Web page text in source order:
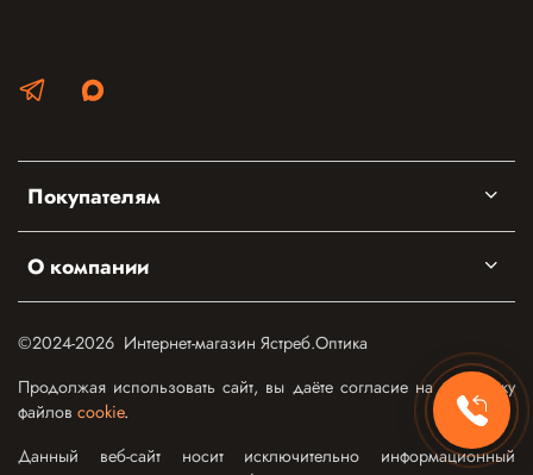
Покупателям
О компании
©2024-2026 Интернет-магазин Ястреб.Оптика
Продолжая использовать сайт, вы даёте согласие на обработку
файлов cookie.
Данный веб-сайт носит исключительно информационный